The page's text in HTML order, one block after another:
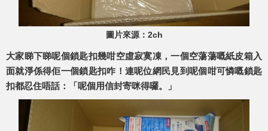
圖片來源：2ch
大家睇下睇呢個鎖匙扣幾咁空虛寂寞凍，一個空蕩蕩嘅紙皮箱入
面就淨係得佢一個鎖匙扣咋！連呢位網民見到呢個咁可憐嘅鎖匙
扣都忍住唔話：「呢個用信封寄咪得囉。」